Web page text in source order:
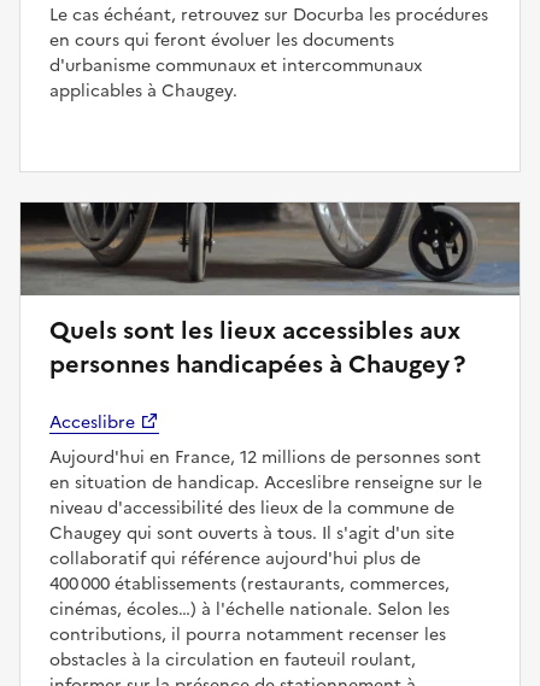
Le cas échéant, retrouvez sur Docurba les procédures
en cours qui feront évoluer les documents
d'urbanisme communaux et intercommunaux
applicables à Chaugey.
Quels sont les lieux accessibles aux
personnes handicapées à Chaugey ?
Acceslibre
Aujourd'hui en France, 12 millions de personnes sont
en situation de handicap. Acceslibre renseigne sur le
niveau d'accessibilité des lieux de la commune de
Chaugey qui sont ouverts à tous. Il s'agit d'un site
collaboratif qui référence aujourd'hui plus de
400 000 établissements (restaurants, commerces,
cinémas, écoles…) à l'échelle nationale. Selon les
contributions, il pourra notamment recenser les
obstacles à la circulation en fauteuil roulant,